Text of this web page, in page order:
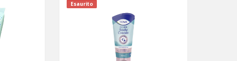
Esaurito